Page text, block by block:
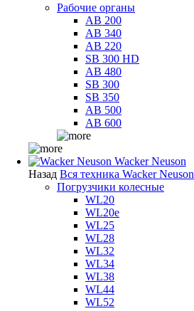
Рабочие органы
AB 200
AB 340
AB 220
SB 300 HD
AB 480
SB 300
SB 350
AB 500
AB 600
Wacker Neuson
Назад Вся техника Wacker Neuson
Погрузчики колесные
WL20
WL20e
WL25
WL28
WL32
WL34
WL38
WL44
WL52